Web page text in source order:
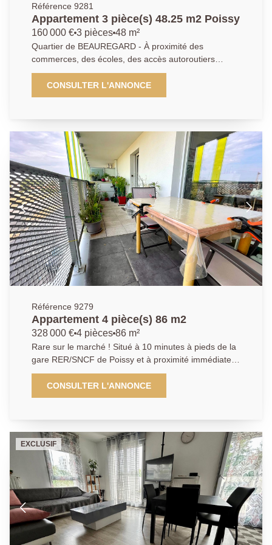
Référence 9281
Appartement 3 pièce(s) 48.25 m2 Poissy
160 000 € 3 pièces 48 m²
Quartier de BEAUREGARD - À proximité des
commerces, des écoles, des accès autoroutiers
A13/A14 et d'un arrêt de bus pour le centre-ville et la
gare RER/SNCF de Poissy. L'agence Principale vous
propose ce bel appartement de type 3 pièces de 48m²
bains et toilettes séparées. Une cave complète ce
bien. Parking libre réservé aux résidents. A visiter
sans attendre ! AGENCE PRINCIPALE:
01.30.06.69.69 (collaborateur salarié C.H).
CONSULTER L'ANNONCE
Référence 9279
Appartement 4 pièce(s) 86 m2
328 000 € 4 pièces 86 m²
Rare sur le marché ! Situé à 10 minutes à pieds de la
gare RER/SNCF de Poissy et à proximité immédiate
de toutes les commodités, au sein d'une résidence
récente de 2019, sécurisée avec ascenseur,
Appartement de type T4 de 86m² en parfait état. Il
balcon exposé Sud Ouest sans vis-à-vis, trois
chambres, une salle de bains et des toilettes séparés.
Une place de parking sécurisée en sous-sol. À
découvrir sans tarder ! AGENCE PRINCIPALE:
01.30.06.69.69 (Agent commercial J.L enregistré au
RSAC sous le n° 949 769 426)
CONSULTER L'ANNONCE
EXCLUSIF